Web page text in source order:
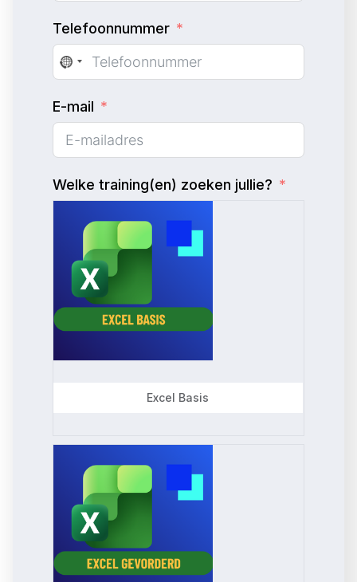
Telefoonnummer
N
c
o
u
n
t
s
e
l
e
E-mail
Welke training(en) zoeken jullie?
Excel Basis